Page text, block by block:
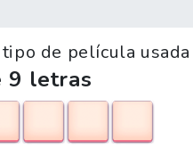
de película
9 letras